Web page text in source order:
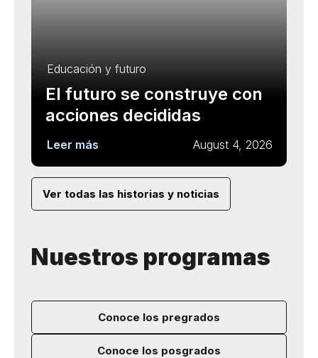
Educación y futuro
El futuro se construye con
acciones decididas
Leer más August 4, 2026
Ver todas las historias y noticias
Nuestros programas
Conoce los pregrados
Conoce los posgrados